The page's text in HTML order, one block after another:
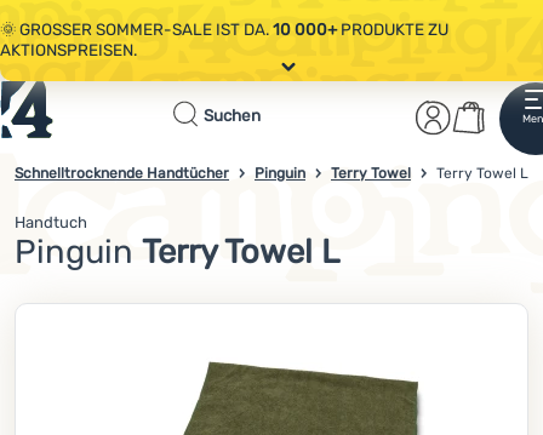
🌞 GROSSER SOMMER-SALE IST DA.10 000+PRODUKTE ZU
AKTIONSPREISEN.
🤫 - 10 % AUF AUSGEWÄHLTE CAMPING- & WANDERAUSRÜSTUNG.CODE
OUT10NUTZEN.
AKTIONSPREISEN.
Alle Aktionen
Suchen
Anmelden
Warenkorb
Startseite
Bekleidung
4campingshop.de
Schnelltrocknende Handtücher Pinguin Terry Towel Terry Towel L
Pinguin Terry Towel L
Handtuch
Foto